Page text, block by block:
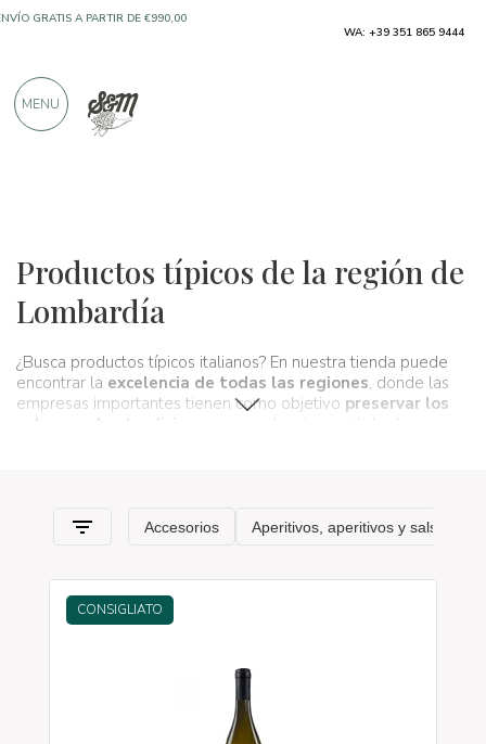
Productos típicos de la región de
Lombardía
¿Busca productos típicos italianos? En nuestra tienda puede
encontrar la excelencia de todas las regiones, donde las
empresas importantes tienen como objetivo preservar los
sabores y las tradiciones
que se han transmitido de
Lombardíay sus características típicas
CONSIGLIATO
PRODUCTOS DE FABRICANTES
WA: +39 351 865 9444
MENU